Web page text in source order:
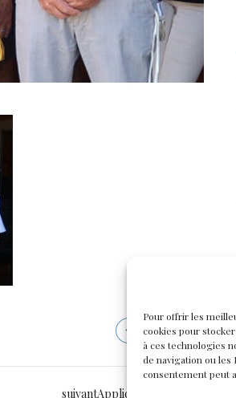
Pour offrir les
cookies pour
à ces technologies
de navigation ou les
consentement peut
suivantApplication MyMairie